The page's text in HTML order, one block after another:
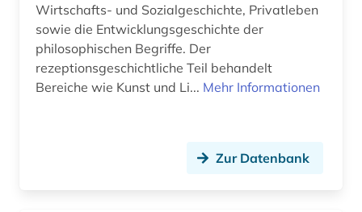
Wirtschafts- und Sozialgeschichte, Privatleben
sowie die Entwicklungsgeschichte der
philosophischen Begriffe. Der
rezeptionsgeschichtliche Teil behandelt
Bereiche wie Kunst und Li... Mehr Informationen
Zur Datenbank